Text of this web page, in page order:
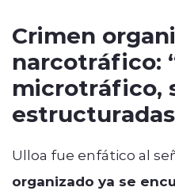
Crimen
narcotráfico:
microtráfico,
Ulloa fue enfático al
organizado ya se